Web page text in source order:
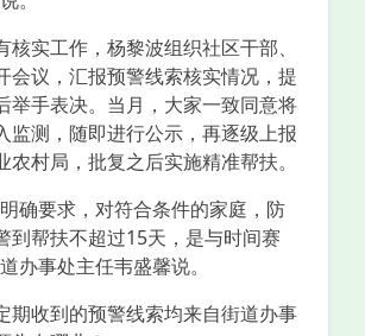
实工作，杨黎波组织社区干部、
会议，汇报预警线索核实情况，提
举手表决。当月，大家一致同意将
监测，随即进行公示，再逐级上报
农村局，批复之后实施精准帮扶。
要求，对符合条件的家庭，防
到帮扶不超过15天，是与时间赛
办事处主任韦盛馨说。
收到的预警线索均来自街道办事